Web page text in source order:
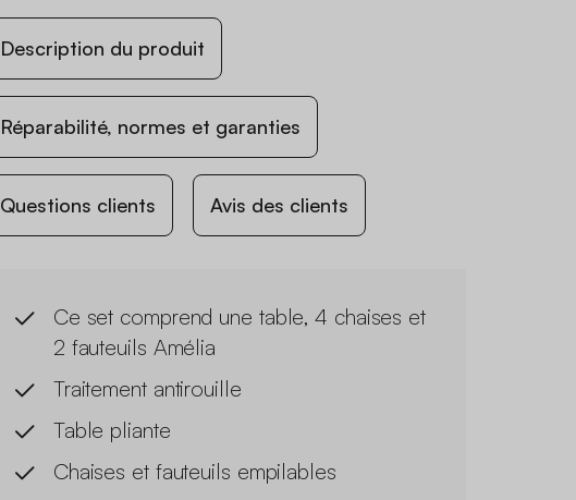
Description du produit
Réparabilité, normes et garanties
Questions clients Avis des clients
Ce set comprend une table, 4 chaises et
2 fauteuils Amélia
Traitement antirouille
Table pliante
Chaises et fauteuils empilables